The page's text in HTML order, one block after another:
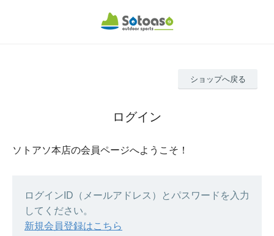
ショップへ戻る
ログイン
ソトアソ本店の会員ページへようこそ！
ログインID（メールアドレス）とパスワードを入力
してください。
新規会員登録はこちら